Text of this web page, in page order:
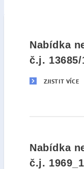
Nabídka
č.j. 13685/
ZJISTIT VÍCE
Nabídka
č.j.